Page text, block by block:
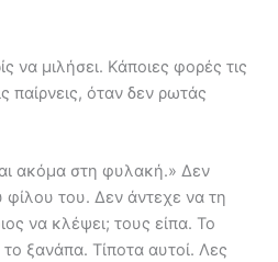
μιλήσει. Κάποιες φορές τις
παίρνεις, όταν δεν ρωτάς
ακόμα στη φυλακή.» Δεν
φίλου του. Δεν άντεχε να τη
να κλέψει; τους είπα. Το
το ξανάπα. Τίποτα αυτοί. Λες